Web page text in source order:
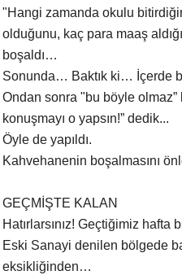
"Hangi zamanda okulu
olduğunu, kaç para maaş
boşaldı…
Sonunda… Baktık ki… İçerde
Ondan sonra "bu böyle olmaz”
konuşmayı o yapsın!” dedik...
Öyle de yapıldı.
Kahvehanenin boşalmasını
GEÇMİŞTE KALAN
Hatırlarsınız! Geçtiğimiz hafta
Eski Sanayi denilen bölgede
eksikliğinden…